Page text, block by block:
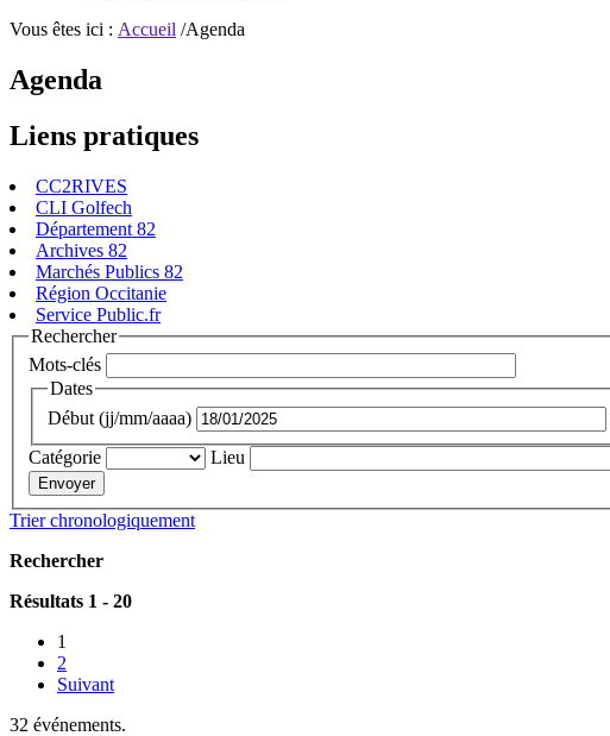
Vous êtes ici : Accueil /Agenda
Agenda
Liens pratiques
CC2RIVES
CLI Golfech
Département 82
Archives 82
Marchés Publics 82
Région Occitanie
Service Public.fr
Rechercher
Mots-clés
Dates
Début (jj/mm/aaaa)
Catégorie
Lieu
Trier chronologiquement
Rechercher
Résultats 1 - 20
1
2
Suivant
32 événements.